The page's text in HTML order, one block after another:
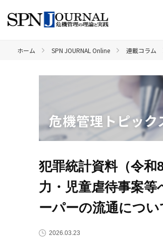
ホーム SPN JOURNAL Online 連載コラム
危機管理トピック
犯罪統計資料（令
力・児童虐待事案
ーパーの流通につい
2026.03.23